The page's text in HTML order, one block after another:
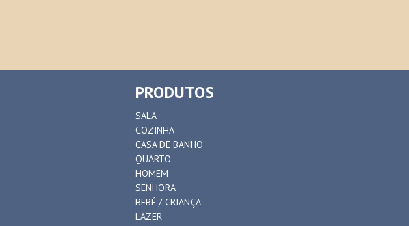
PRODUTOS
SALA
COZINHA
CASA DE BANHO
QUARTO
HOMEM
SENHORA
BEBÉ / CRIANÇA
LAZER